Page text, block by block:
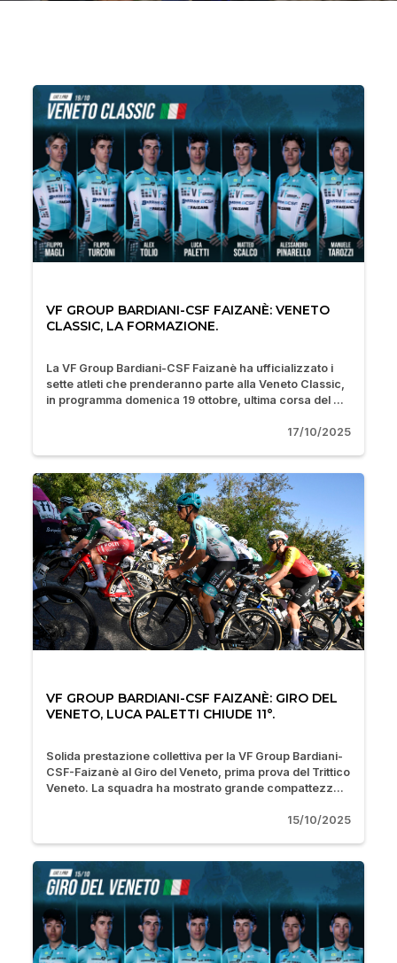
VF GROUP BARDIANI-CSF FAIZANÈ: VENETO
CLASSIC, LA FORMAZIONE.
La VF Group Bardiani-CSF Faizanè ha ufficializzato i
sette atleti che prenderanno parte alla Veneto Classic,
in programma domenica 19 ottobre, ultima corsa del ...
17/10/2025
VF GROUP BARDIANI-CSF FAIZANÈ: GIRO DEL
VENETO, LUCA PALETTI CHIUDE 11°.
Solida prestazione collettiva per la VF Group Bardiani-
CSF-Faizanè al Giro del Veneto, prima prova del Trittico
Veneto. La squadra ha mostrato grande compattezz...
15/10/2025